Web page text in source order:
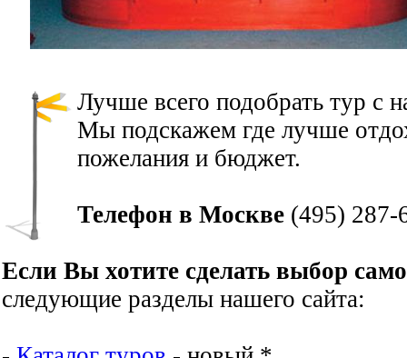
Лучше всего подобрать тур с
Мы подскажем где лучше
пожелания и бюджет.
Телефон в Москве (495) 287-
Если Вы хотите сделать выбор
следующие разделы нашего сайта: